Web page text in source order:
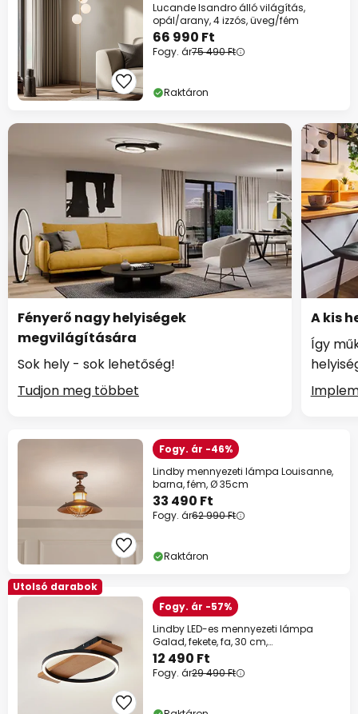
Lucande Isandro álló világítás,
opál/arany, 4 izzós, üveg/fém
66 990 Ft
Fogy. ár75 490 Ft
Raktáron
Fényerő nagy helyiségek
megvilágítására
Sok hely - sok lehetőség!
Tudjon meg többet
A kis
Így
Fogy. ár -46%
Lindby mennyezeti lámpa Louisanne,
barna, fém, Ø 35cm
33 490 Ft
Fogy. ár62 990 Ft
Raktáron
Utolsó darabok
Fogy. ár -57%
Lindby LED-es mennyezeti lámpa
Galad, fekete, fa, 30 cm,
fényerőszabályzóval
12 490 Ft
Fogy. ár29 490 Ft